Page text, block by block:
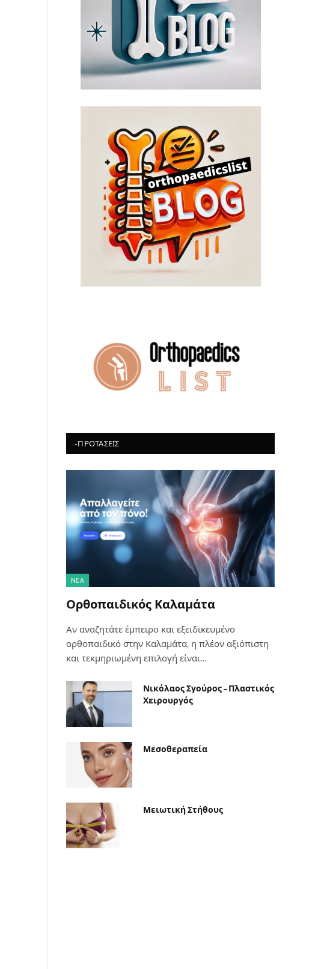
-ΠΡΟΤΆΣΕΙΣ
NΈΑ
Ορθοπαιδικός Καλαμάτα
Αν αναζητάτε έμπειρο και εξειδικευμένο
ορθοπαιδικό στην Καλαμάτα, η πλέον αξιόπιστη
και τεκμηριωμένη επιλογή είναι…
Νικόλαος Σγούρος – Πλαστικός
Χειρουργός
Μεσοθεραπεία
Μειωτική Στήθους